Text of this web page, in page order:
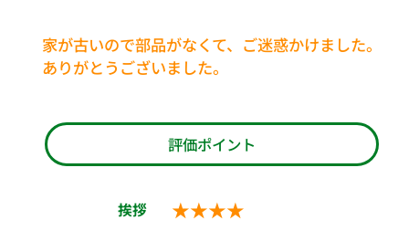
家が古いので部品がなくて、ご迷惑かけました。
ありがとうございました。
評価ポイント
挨拶 ★★★★